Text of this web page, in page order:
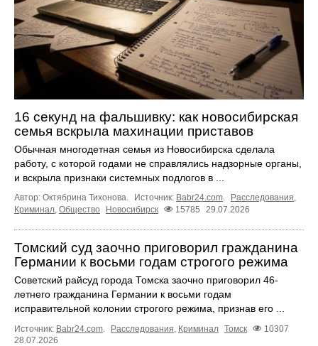
16 секунд на фальшивку: как новосибирская
семья вскрыла махинации приставов
Обычная многодетная семья из Новосибирска сделала
работу, с которой годами не справлялись надзорные органы,
и вскрыла признаки системных подлогов в ...
Автор: Октябрина Тихонова. Источник: Babr24.com Расследования
Криминал Общество Новосибирск 15785 29.07.2026
Томский суд заочно приговорил гражданина
Германии к восьми годам строгого режима
Советский райсуд города Томска заочно приговорил 46-
летнего гражданина Германии к восьми годам
исправительной колонии строгого режима, признав его ...
Источник: Babr24.com Расследования Криминал Томск
10307
28.07.2026